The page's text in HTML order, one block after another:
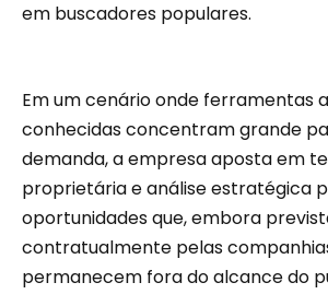
em buscadores populares.
Em um cenário onde ferramentas
conhecidas concentram grande
demanda, a empresa aposta em
proprietária e análise estratégica
oportunidades que, embora
contratualmente pelas
permanecem fora do alcance do